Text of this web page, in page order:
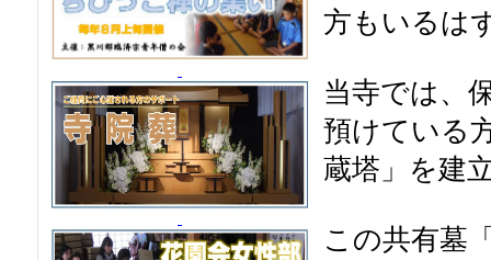
方もいるは
当寺では、
預けている
蔵塔」を建
この共有墓